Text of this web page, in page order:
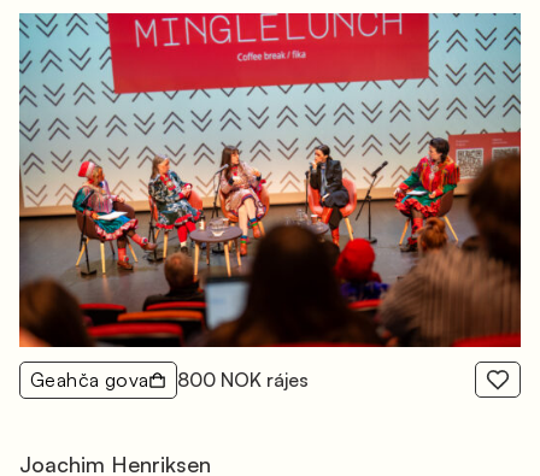
Geahča gova 800 NOK rájes
Joachim Henriksen